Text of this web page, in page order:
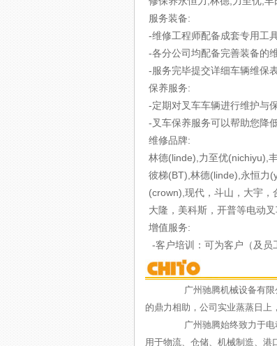
服务装备:
-维修工程师配备成套专用工
-各分公司均配备完善装备的
-服务完毕提交详细车辆维保
保养服务:
-定期对叉车车辆进行维护与
-叉车保养服务可以帮助您降
维修品牌:
林德(linde),力至优(nichiyu),
彼梯(BT),林德(linde),永恒力
(crown),现代，斗山，大宇
大隆，美科斯，开普等电动
增值服务:
-客户培训：可为客户（及员
广州驰腾机械设备有限公司
的鼎力相助，公司实业蒸蒸日上
广州驰腾始终致力于电动叉
用于物流、仓储、机械制造、港